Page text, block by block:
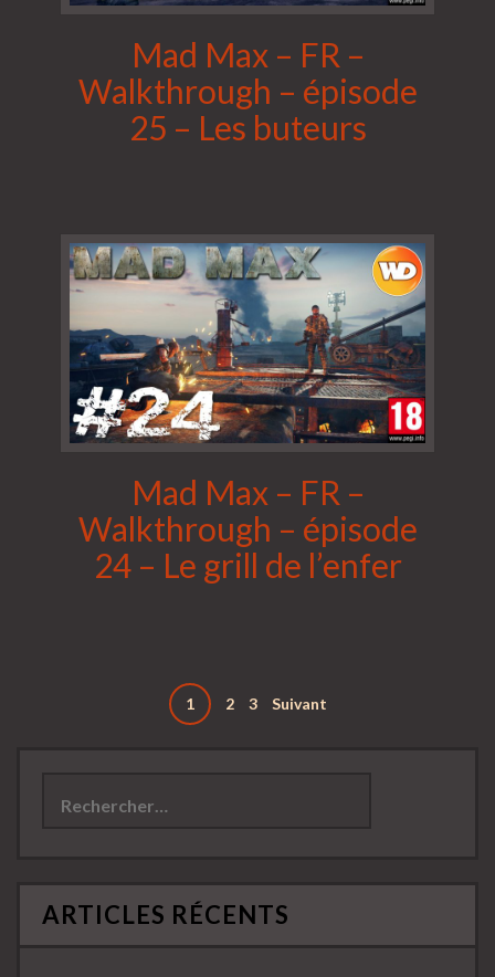
Mad Max – FR –
Walkthrough – épisode
25 – Les buteurs
Mad Max – FR –
Walkthrough – épisode
24 – Le grill de l’enfer
Pagination1 2 3 Suivant
ARTICLES RÉCENTS